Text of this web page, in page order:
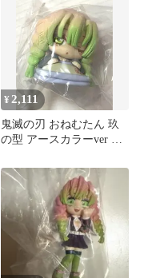
¥2,111
鬼滅の刃 おねむたん 玖
の型 アースカラーver 甘